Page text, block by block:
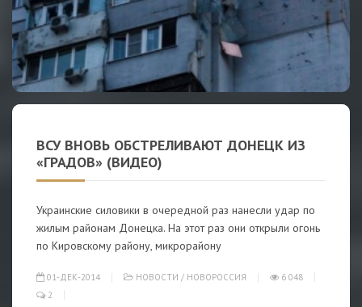
ВСУ ВНОВЬ ОБСТРЕЛИВАЮТ ДОНЕЦК ИЗ
«ГРАДОВ» (ВИДЕО)
Украинские силовики в очередной раз нанесли удар по
жилым районам Донецка. На этот раз они открыли огонь
по Кировскому району, микрорайону
01-ДЕК-2014 НОВОСТИ / НОВОРОССИЯ
6 048
2